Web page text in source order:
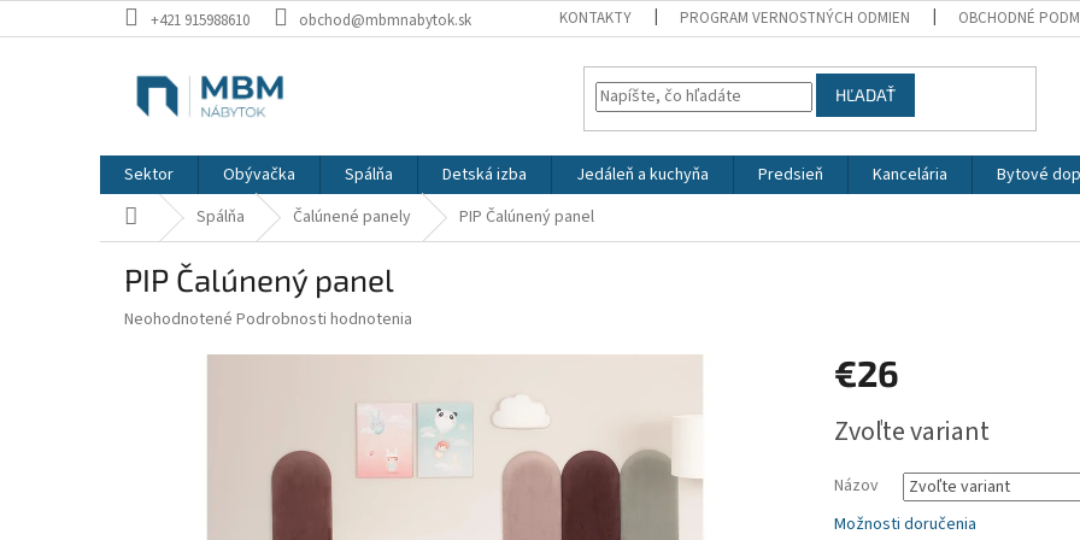
na
+421 915988610 obchod@mbmnabytok.sk KONTAKTY PROGRAM VERNOSTNÝCH ODMIEN OBCHODNÉ
HĽADAŤ
Sektor Obývačka Spálňa Detská izba Jedáleň a kuchyňa Predsieň Kancelária Bytové
DomovSpálňa Čalúnené panely PIP Čalúnený panel
PIP Čalúnený panel
Priemerné
Neohodnotené Podrobnosti hodnotenia
€26
cena:
Zvoľte variant
Názov
Možnosti doručenia